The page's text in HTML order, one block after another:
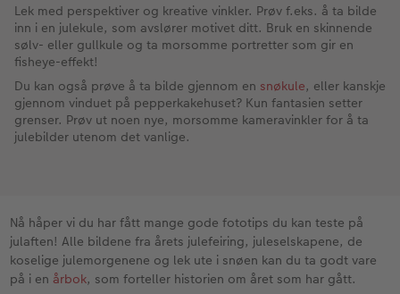
Lek med perspektiver og kreative vinkler. Prøv f.eks. å ta bilde
inn i en julekule, som avslører motivet ditt. Bruk en skinnende
sølv- eller gullkule og ta morsomme portretter som gir en
fisheye-effekt!
Du kan også prøve å ta bilde gjennom en snøkule, eller kanskje
gjennom vinduet på pepperkakehuset? Kun fantasien setter
grenser. Prøv ut noen nye, morsomme kameravinkler for å ta
julebilder utenom det vanlige.
Nå håper vi du har fått mange gode fototips du kan teste på
julaften! Alle bildene fra årets julefeiring, juleselskapene, de
koselige julemorgenene og lek ute i snøen kan du ta godt vare
på i en årbok, som forteller historien om året som har gått.